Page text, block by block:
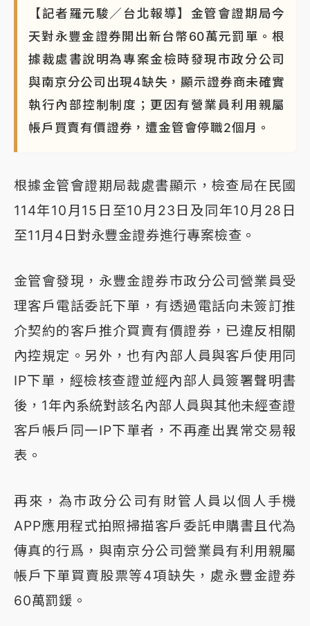
要3件事
【記者羅元駿／台北報導】金管會證期局今
天對永豐金證券開出新台幣60萬元罰單。根
據裁處書說明為專案金檢時發現市政分公司
與南京分公司出現4缺失，顯示證券商未確實
執行內部控制制度；更因有營業員利用親屬
帳戶買賣有價證券，遭金管會停職2個月。
根據金管會證期局裁處書顯示，檢查局在民國
114年10月15日至10月23日及同年10月28日
至11月4日對永豐金證券進行專案檢查。
金管會發現，永豐金證券市政分公司營業員受
理客戶電話委託下單，有透過電話向未簽訂推
介契約的客戶推介買賣有價證券，已違反相關
內控規定。另外，也有內部人員與客戶使用同
IP下單，經檢核查證並經內部人員簽署聲明書
後，1年內系統對該名內部人員與其他未經查證
客戶帳戶同一IP下單者，不再產出異常交易報
表。
再來，為市政分公司有財管人員以個人手機
APP應用程式拍照掃描客戶委託申購書且代為
傳真的行爲，與南京分公司營業員有利用親屬
帳戶下單買賣股票等4項缺失，處永豐金證券
60萬罰鍰。